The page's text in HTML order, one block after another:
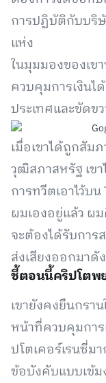
การปฏิบัติกับบริ
แห่ง
ในมุมมองของเข
ควบคุมการเงิน
ประเทศและขัด
เมื่อเขาได้ถูกสัม
วุฒิสภาสหรัฐ เขา
การทวีตเอาไว้บ
ผมเองอยู่แล้ว ผ
จะต้องได้รับการ
ส่งเสียงออกมาดั
ชี้ตอนนี้คริปโตพ
เขายังคงยืนกรา
หน้าที่ควบคุมกา
ปโตเคอร์เรนซี่ม
ข้อบังคับแบบเข้ม